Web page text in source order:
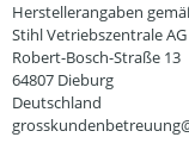
Herstellerangaben
Stihl Vetriebszentrale AG
Robert-Bosch-Straße 13
64807 Dieburg
Deutschland